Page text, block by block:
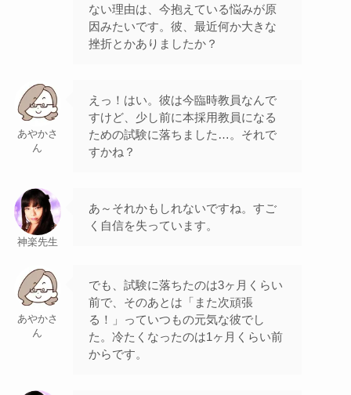
ない理由は、今抱えている悩みが原
因みたいです。彼、最近何か大きな
挫折とかありましたか？
あやかさ
ん
えっ！はい。彼は今臨時教員なんで
すけど、少し前に本採用教員になる
ための試験に落ちました…。それで
すかね？
神楽先生
あ～それかもしれないですね。すご
く自信を失っています。
あやかさ
ん
でも、試験に落ちたのは3ヶ月くらい
前で、そのあとは「また次頑張
る！」っていつもの元気な彼でし
た。冷たくなったのは1ヶ月くらい前
からです。